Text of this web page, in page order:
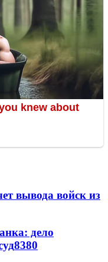
вывода войск из
дело
8380